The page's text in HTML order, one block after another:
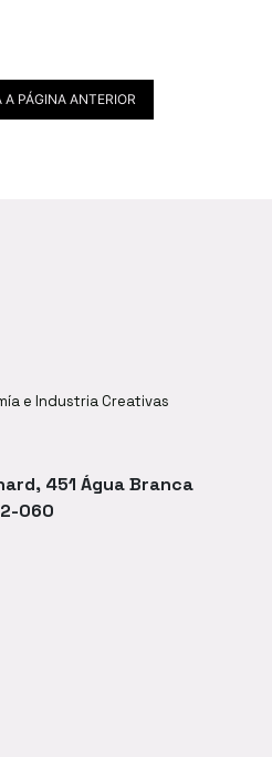
A PÁGINA ANTERIOR
e Industria Creativas
451 Água Branca
060